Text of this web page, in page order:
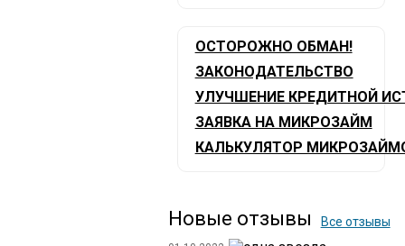
ОСТОРОЖНО ОБМАН!
ЗАКОНОДАТЕЛЬСТВО
УЛУЧШЕНИЕ КРЕДИТНОЙ
ЗАЯВКА НА МИКРОЗАЙМ
КАЛЬКУЛЯТОР
Новые отзывы Все отзывы